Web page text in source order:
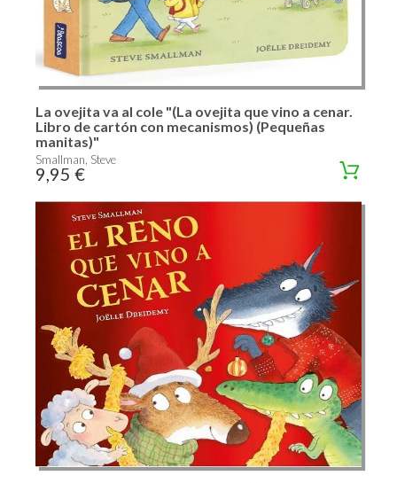
La ovejita va al cole "(La ovejita que vino a cenar.
Libro de cartón con mecanismos) (Pequeñas
manitas)"
Smallman, Steve
9,95 €